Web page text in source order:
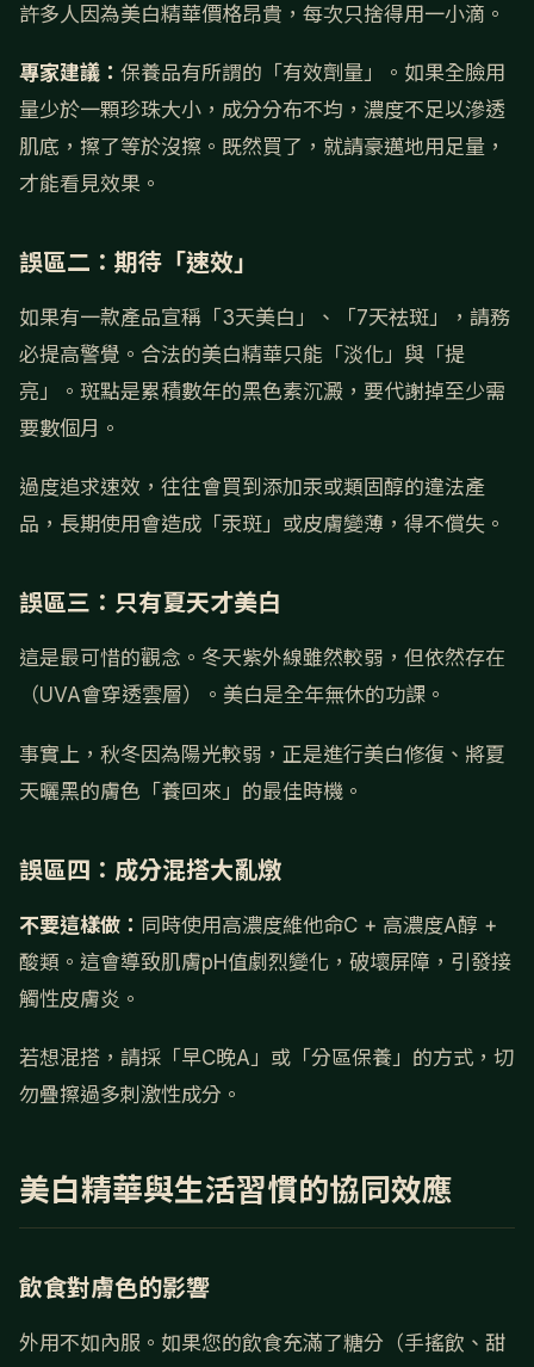
許多人因為美白精華價格昂貴，每次只捨得用一小滴。
專家建議： 保養品有所謂的「有效劑量」。如果全臉用
量少於一顆珍珠大小，成分分布不均，濃度不足以滲透
肌底，擦了等於沒擦。既然買了，就請豪邁地用足量，
才能看見效果。
誤區二：期待「速效」
如果有一款產品宣稱「3天美白」、「7天祛斑」，請務
必提高警覺。合法的美白精華只能「淡化」與「提
亮」。斑點是累積數年的黑色素沉澱，要代謝掉至少需
要數個月。
過度追求速效，往往會買到添加汞或類固醇的違法產
品，長期使用會造成「汞斑」或皮膚變薄，得不償失。
誤區三：只有夏天才美白
這是最可惜的觀念。冬天紫外線雖然較弱，但依然存在
（UVA會穿透雲層）。美白是全年無休的功課。
事實上，秋冬因為陽光較弱，正是進行美白修復、將夏
天曬黑的膚色「養回來」的最佳時機。
誤區四：成分混搭大亂燉
不要這樣做： 同時使用高濃度維他命C + 高濃度A醇 +
酸類。這會導致肌膚pH值劇烈變化，破壞屏障，引發接
觸性皮膚炎。
若想混搭，請採「早C晚A」或「分區保養」的方式，切
勿疊擦過多刺激性成分。
美白精華與生活習慣的協同效應
飲食對膚色的影響
外用不如內服。如果您的飲食充滿了糖分（手搖飲、甜